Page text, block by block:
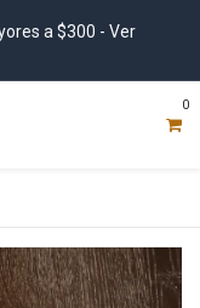
a $300 - Ver
0